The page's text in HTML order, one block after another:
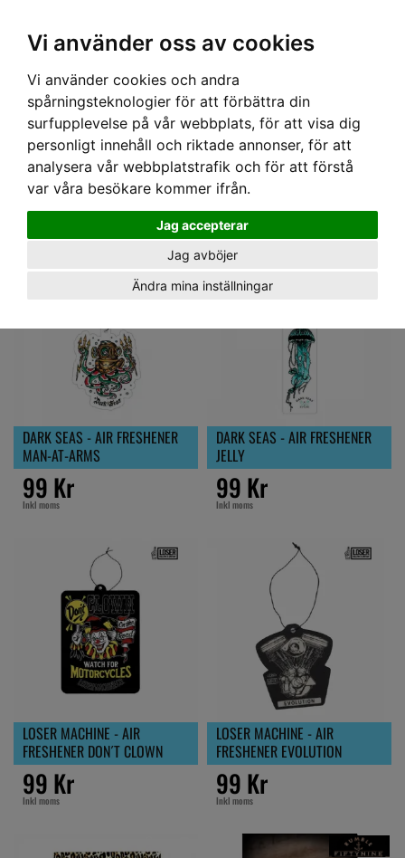
Vi använder oss av cookies
Vi använder cookies och andra
spårningsteknologier för att förbättra din
surfupplevelse på vår webbplats, för att visa dig
personligt innehåll och riktade annonser, för att
analysera vår webbplatstrafik och för att förstå
var våra besökare kommer ifrån.
Jag accepterar
Jag avböjer
Ändra mina inställningar
Hem› BILEN & HEMMET
BILEN & HEMMET
Att fixa den perfekta 50-tals looken innebär inte bara kläder och accessoarer. Vi
har även unika saker och prylar till hemmet och bilen som kan bidra med en
riktigt retro och 50-tals känsla. Här finner du allt ifrån kuddar till luftrenare mm.
Läs mer!
DARK SEAS - AIR FRESHENER
MAN-AT-ARMS
99 Kr
Inkl moms
DARK SEAS - AIR FRESHENER
JELLY
99 Kr
Inkl moms
LOSER MACHINE - AIR
FRESHENER DON´T CLOWN
99 Kr
Inkl moms
LOSER MACHINE - AIR
FRESHENER EVOLUTION
99 Kr
Inkl moms